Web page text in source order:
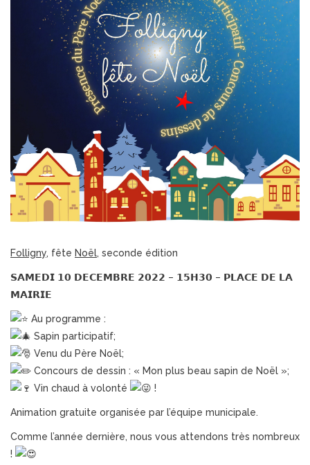
Folligny, fête Noël, seconde édition
𝗦𝗔𝗠𝗘𝗗𝗜 𝟭𝟬 𝗗𝗘𝗖𝗘𝗠𝗕𝗥𝗘 𝟮𝟬𝟮𝟮 – 𝟭𝟱𝗛𝟯𝟬 – 𝗣𝗟𝗔𝗖𝗘 𝗗𝗘 𝗟𝗔
𝗠𝗔𝗜𝗥𝗜𝗘
Au programme :
Sapin participatif;
Venu du Père Noël;
Concours de dessin : « Mon plus beau sapin de Noël »;
Vin chaud à volonté
!
Animation gratuite organisée par l’équipe municipale.
Comme l’année dernière, nous vous attendons très nombreux
!